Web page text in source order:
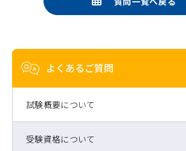
よくあるご質問
試験概要について
受験資格について